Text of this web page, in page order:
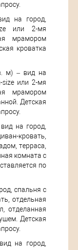
на город,
или 2-мя
мрамором
кроватка
м) – вид на
size или 2-мя
мрамором
Детская
на город,
кровать,
терраса,
комната с
по
спальня с
отдельная
отделанная
Детская
на город,